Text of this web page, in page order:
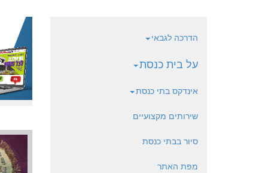
הדרכה לגבאי
על בית כנסת
אינדקס בתי כנסת
שירותים מקצועיים
סיור בבתי כנסת
מפת האתר